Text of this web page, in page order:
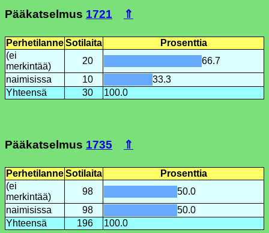
Pääkatselmus 1721 ⇑
PerhetilanneSotilaita
Prosenttia
(ei
merkintää)
20
66.7
naimisissa
10
33.3
Yhteensä
30 100.0
Pääkatselmus 1735 ⇑
PerhetilanneSotilaita
Prosenttia
(ei
merkintää)
98
50.0
naimisissa
98
50.0
Yhteensä
196 100.0